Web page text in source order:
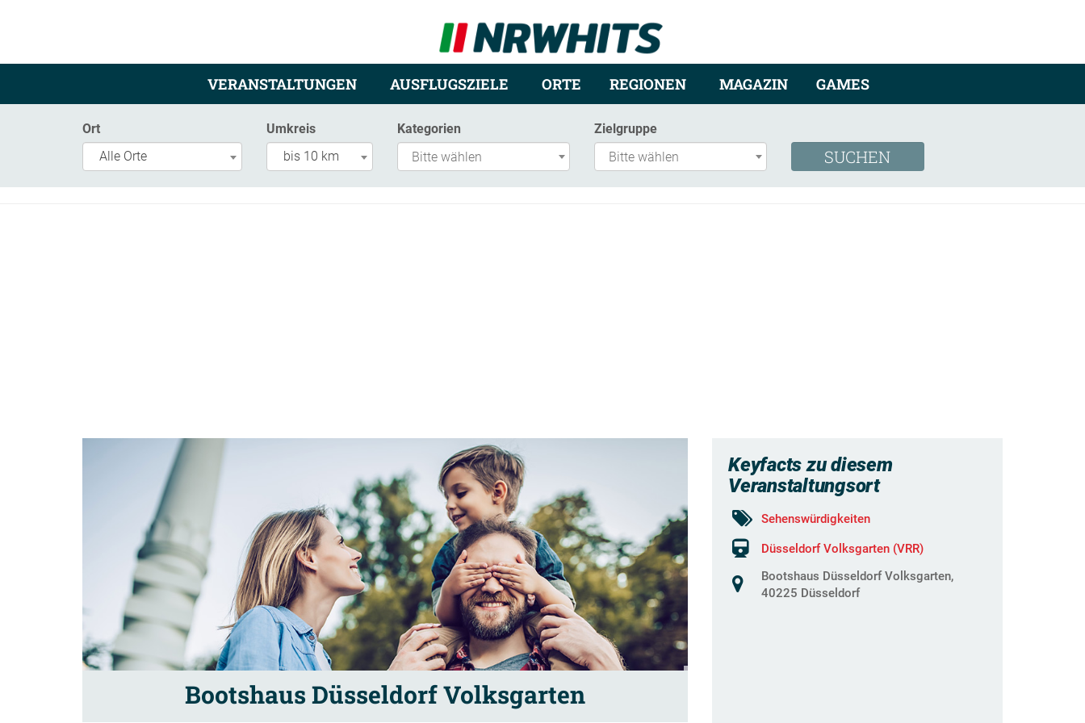
VERANSTALTUNGEN AUSFLUGSZIELE ORTE REGIONEN MAGAZIN GAMES
Ort
Alle Orte
Umkreis
bis 10 km
Kategorien Zielgruppe
Bootshaus Düsseldorf Volksgarten
Keyfacts zu diesem
Veranstaltungsort
Sehenswürdigkeiten
Düsseldorf Volksgarten (VRR)
Bootshaus Düsseldorf Volksgarten,
40225 Düsseldorf